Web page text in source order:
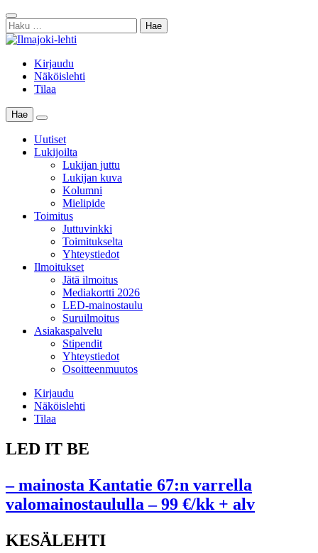
Skip
to
content
Sulje
haku
Haku:
Kirjaudu
Näköislehti
Tilaa
Hae
Main
Menu
Uutiset
Lukijoilta
Lukijan juttu
Lukijan kuva
Kolumni
Mielipide
Toimitus
Juttuvinkki
Toimitukselta
Yhteystiedot
Ilmoitukset
Jätä ilmoitus
Mediakortti 2026
LED-mainostaulu
Suruilmoitus
Asiakaspalvelu
Stipendit
Yhteystiedot
Osoitteenmuutos
Kirjaudu
Näköislehti
Tilaa
LED IT BE
– mainosta Kantatie 67:n varrella
valomainostaululla – 99 €/kk + alv
KESÄLEHTI